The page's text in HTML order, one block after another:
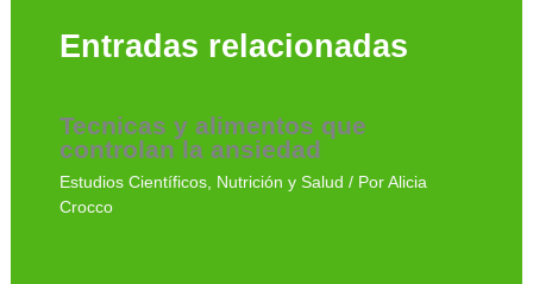
Entradas relacionadas
Tecnicas y alimentos que
controlan la ansiedad
Estudios Científicos, Nutrición y Salud / Por Alicia
Crocco